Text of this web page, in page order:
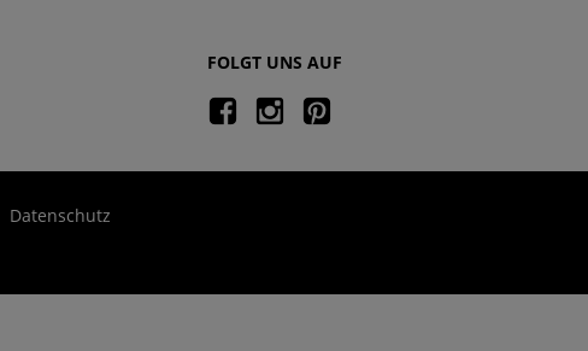
FOLGT UNS AUF
Datenschutz